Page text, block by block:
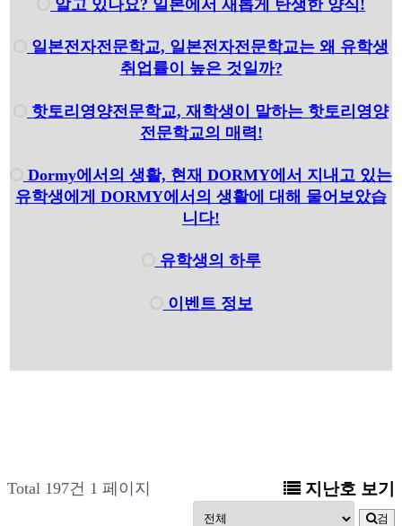
알고 있나요? 일본에서 새롭게 탄생한 양식!
일본전자전문학교, 일본전자전문학교는 왜 유학생
취업률이 높은 것일까?
핫토리영양전문학교, 재학생이 말하는 핫토리영양
전문학교의 매력!
Dormy에서의 생활, 현재 DORMY에서 지내고 있는
유학생에게 DORMY에서의 생활에 대해 물어보았습
니다!
유학생의 하루
이벤트 정보
Total 197건 1 페이지 지난호 보기
검